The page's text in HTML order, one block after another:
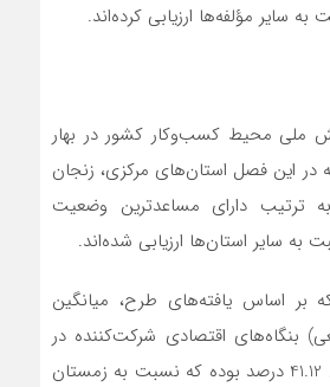
سایر مؤلفه‌ها ارزیابی کرده‌اند.
ملی محیط کسب‌وکار کشور در بهار
که در این فصل استان‌های مرکزی، زنجان
ترتیب دارای مساعدترین وضعیت
سایر استان‌ها ارزیابی شده‌اند.
بر اساس یافته‌های طرح، میانگین
بنگاه‌های اقتصادی شرکت‌کننده در
فصل بهار 1402 معادل 41.12 درصد بوده که نسبت به زمستان